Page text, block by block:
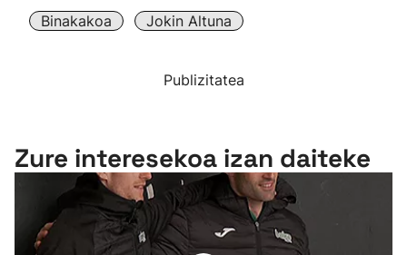
Binakakoa Jokin Altuna
Publizitatea
Zure interesekoa izan daiteke